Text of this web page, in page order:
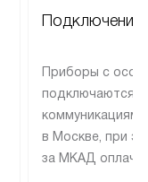
Подключение
Приборы с
подключаются к
коммуникациям
в Москве, при
за МКАД